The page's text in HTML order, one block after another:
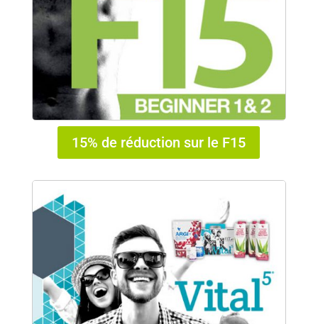
15% de réduction sur le F15